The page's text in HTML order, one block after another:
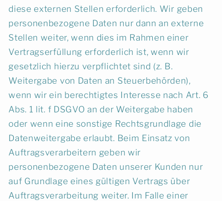
diese externen Stellen erforderlich. Wir geben
personenbezogene Daten nur dann an externe
Stellen weiter, wenn dies im Rahmen einer
Vertragserfüllung erforderlich ist, wenn wir
gesetzlich hierzu verpflichtet sind (z. B.
Weitergabe von Daten an Steuerbehörden),
wenn wir ein berechtigtes Interesse nach Art. 6
Abs. 1 lit. f DSGVO an der Weitergabe haben
oder wenn eine sonstige Rechtsgrundlage die
Datenweitergabe erlaubt. Beim Einsatz von
Auftragsverarbeitern geben wir
personenbezogene Daten unserer Kunden nur
auf Grundlage eines gültigen Vertrags über
Auftragsverarbeitung weiter. Im Falle einer